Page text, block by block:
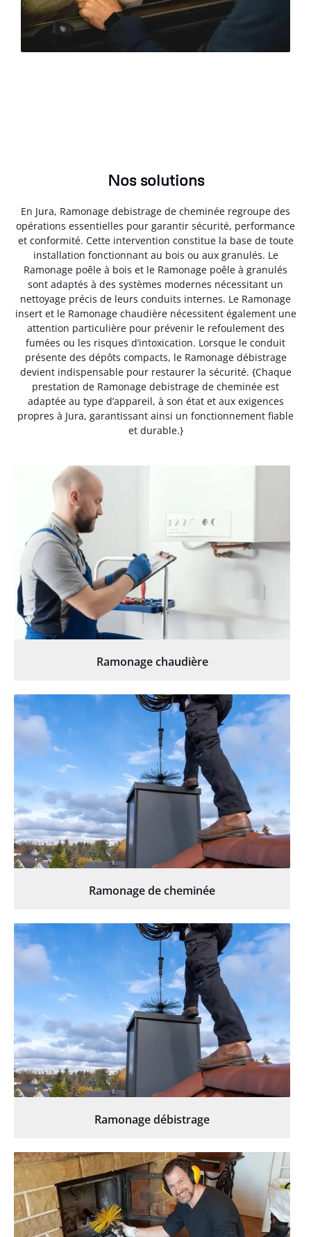
Nos solutions
En Jura, Ramonage debistrage de cheminée regroupe des
opérations essentielles pour garantir sécurité, performance
et conformité. Cette intervention constitue la base de toute
installation fonctionnant au bois ou aux granulés. Le
Ramonage poêle à bois et le Ramonage poêle à granulés
sont adaptés à des systèmes modernes nécessitant un
nettoyage précis de leurs conduits internes. Le Ramonage
insert et le Ramonage chaudière nécessitent également une
attention particulière pour prévenir le refoulement des
fumées ou les risques d’intoxication. Lorsque le conduit
présente des dépôts compacts, le Ramonage débistrage
devient indispensable pour restaurer la sécurité. {Chaque
prestation de Ramonage debistrage de cheminée est
adaptée au type d’appareil, à son état et aux exigences
propres à Jura, garantissant ainsi un fonctionnement fiable
et durable.}
Ramonage chaudière
Ramonage de cheminée
Ramonage débistrage